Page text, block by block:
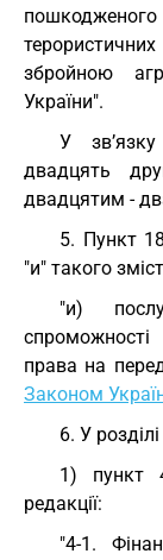
пошкодженого
збройною
України".
У
двадцять
двадцятим -
5. Пункт
"и" такого
"и)
права на
Законом
6. У
1) пункт
редакції:
"4-1.